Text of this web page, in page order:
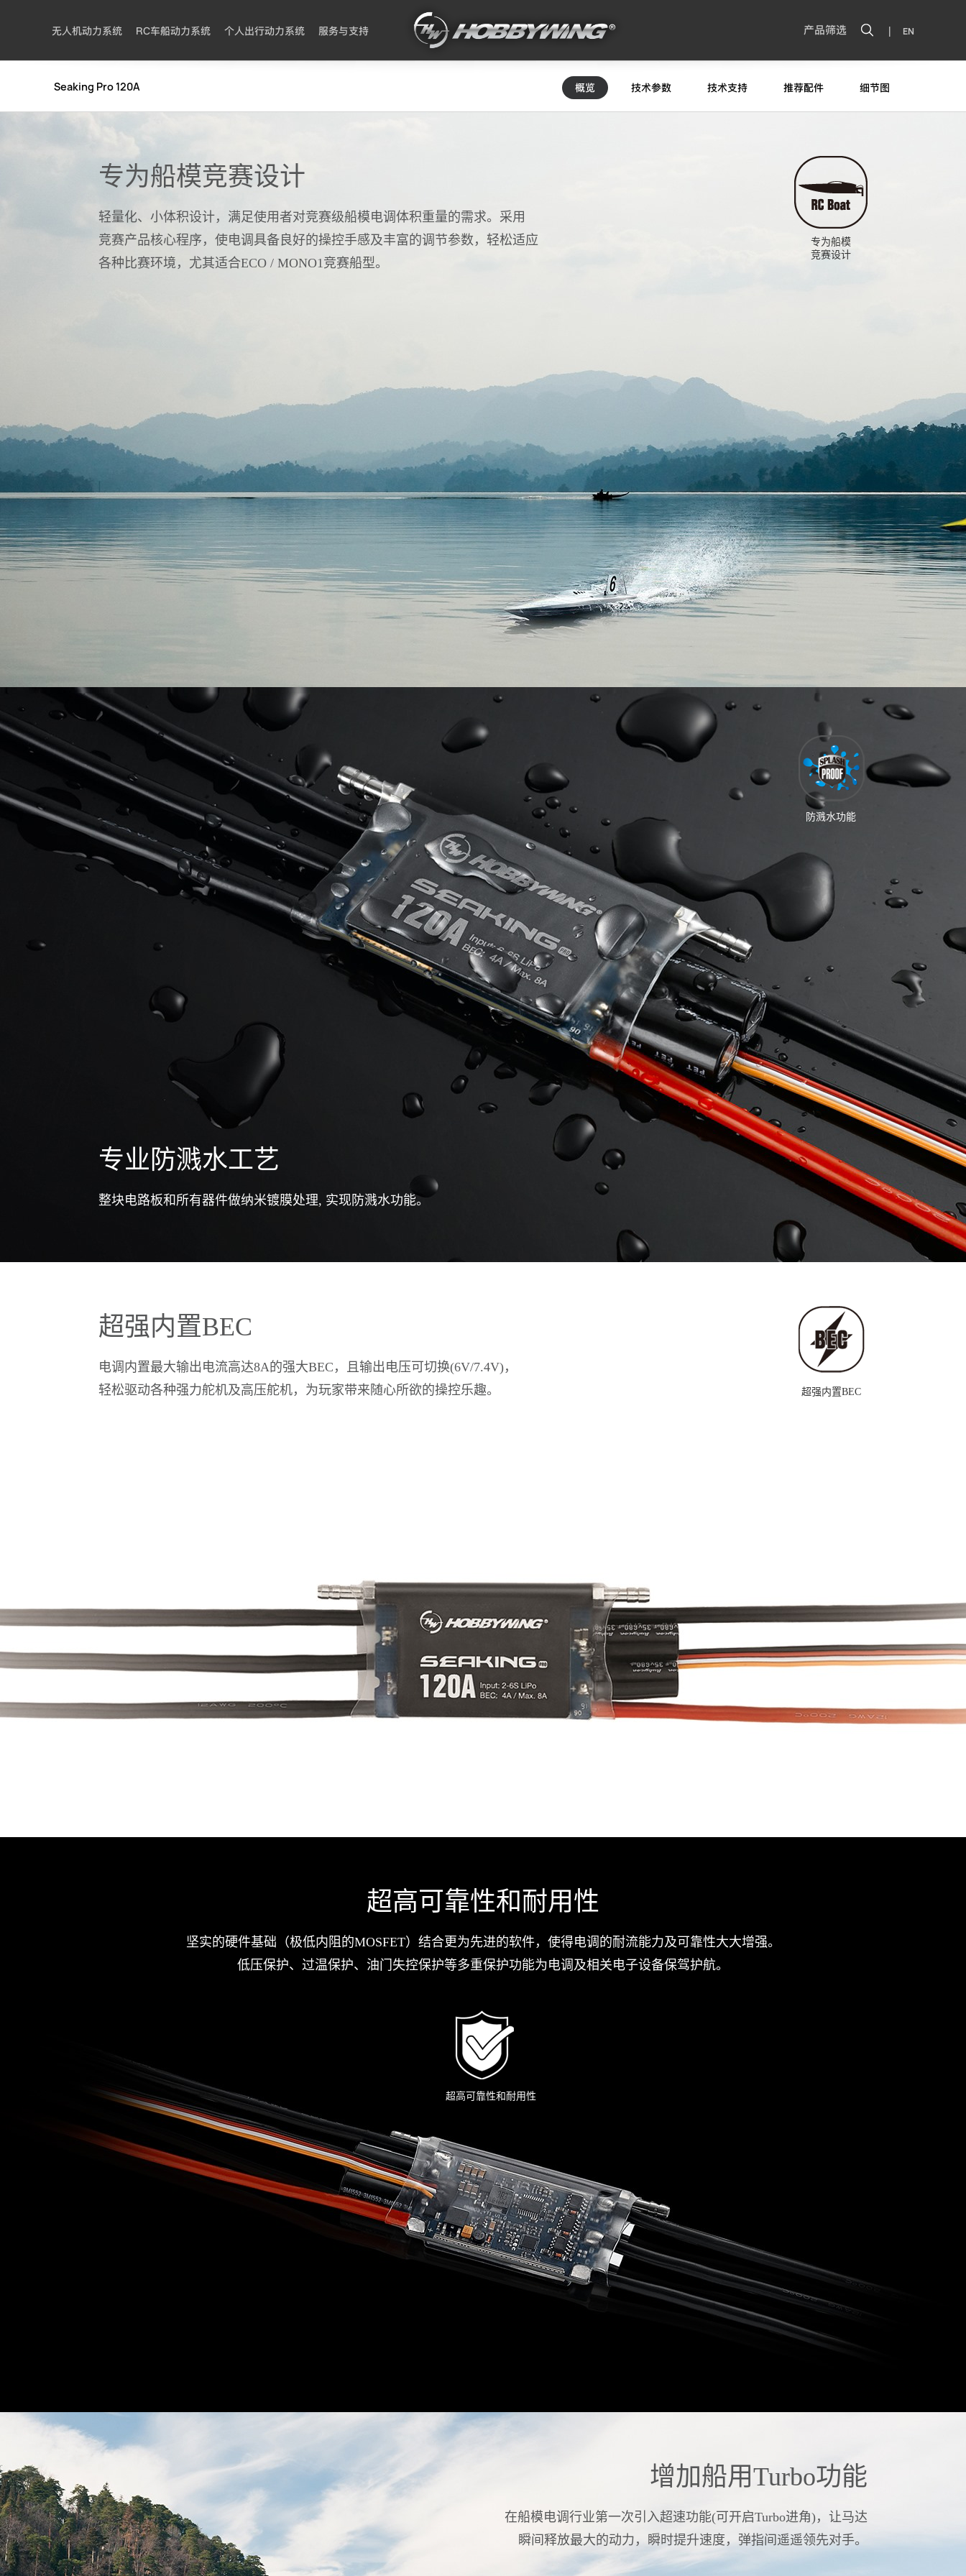
无人机动力系统 RC车船动力系统 个人出行动力系统 服务与支持 产品筛选 | EN
Seaking Pro 120A 概览 技术参数 技术支持 推荐配件 细节图
专为船模竞赛设计
轻量化、小体积设计，满足使用者对竞赛级船模电调体积重量的需求。采用
竞赛产品核心程序，使电调具备良好的操控手感及丰富的调节参数，轻松适应
各种比赛环境，尤其适合ECO / MONO1竞赛船型。
专为船模
竞赛设计
专业防溅水工艺
整块电路板和所有器件做纳米镀膜处理, 实现防溅水功能。
防溅水功能
超强内置BEC
电调内置最大输出电流高达8A的强大BEC，且输出电压可切换(6V/7.4V)，
轻松驱动各种强力舵机及高压舵机，为玩家带来随心所欲的操控乐趣。
超强内置BEC
超高可靠性和耐用性
坚实的硬件基础（极低内阻的MOSFET）结合更为先进的软件，使得电调的耐流能力及可靠性大大增强。
低压保护、过温保护、油门失控保护等多重保护功能为电调及相关电子设备保驾护航。
超高可靠性和耐用性
增加船用Turbo功能
在船模电调行业第一次引入超速功能(可开启Turbo进角)，让马达
瞬间释放最大的动力，瞬时提升速度，弹指间遥遥领先对手。